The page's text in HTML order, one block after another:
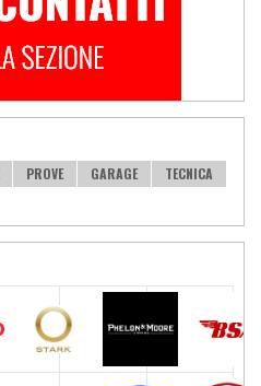
PROVE GARAGE
TECNICA